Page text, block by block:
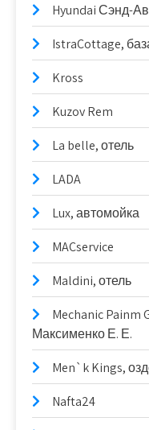
Hyundai Сэнд-
IstraCottage,
Kross
Kuzov Rem
La belle, отель
LADA
Lux, автомойка
MACservice
Maldini, отель
Mechanic Painm
Максименко Е. Е.
Men`k Kings,
Nafta24